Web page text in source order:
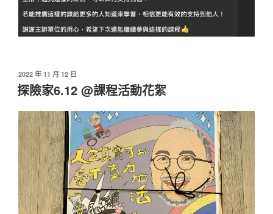
發
佈
於
2022 年 11 月 12 日
探險家6.12 @課程活動花絮